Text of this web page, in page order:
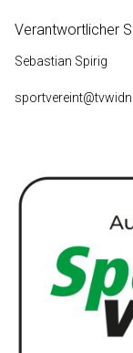
Verantwortlicher
Sebastian Spirig